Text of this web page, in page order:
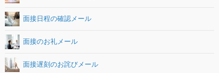
面接日程の確認メール
面接のお礼メール
面接遅刻のお詫びメール